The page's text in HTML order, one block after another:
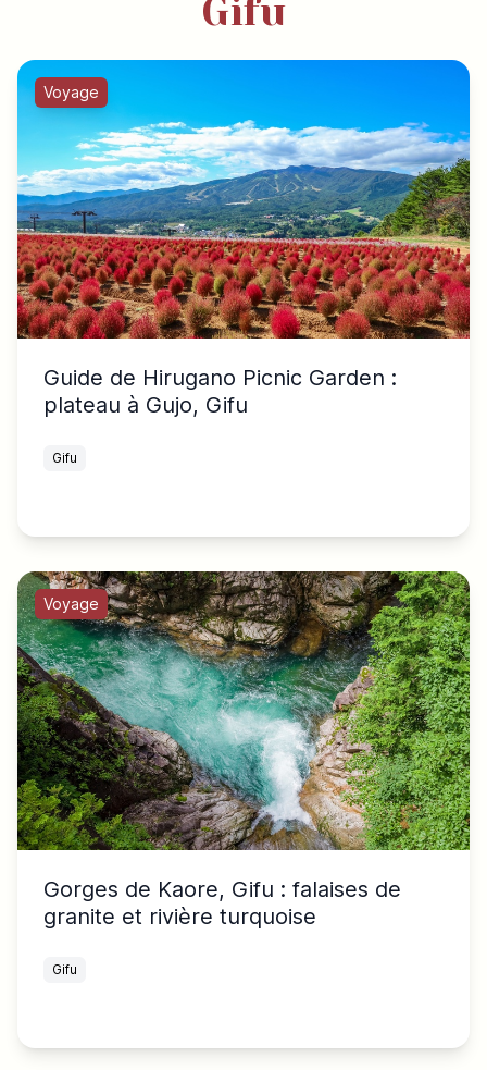
Gifu
Voyage
Guide de Hirugano Picnic Garden :
plateau à Gujo, Gifu
Gifu
Voyage
Gorges de Kaore, Gifu : falaises de
granite et rivière turquoise
Gifu